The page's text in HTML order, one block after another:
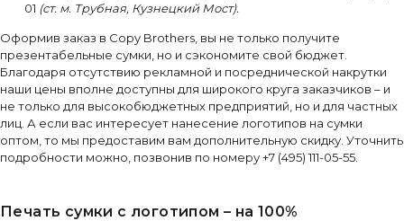
01 (ст. м. Трубная, Кузнецкий Мост).
Оформив заказ в Copy Brothers, вы не только получите
презентабельные сумки, но и сэкономите свой бюджет.
Благодаря отсутствию рекламной и посреднической накрутки
наши цены вполне доступны для широкого круга заказчиков – и
не только для высокобюджетных предприятий, но и для частных
лиц. А если вас интересует нанесение логотипов на сумки
оптом, то мы предоставим вам дополнительную скидку. Уточнить
подробности можно, позвонив по номеру +7 (495) 111-05-55.
Печать сумки с логотипом – на 100%